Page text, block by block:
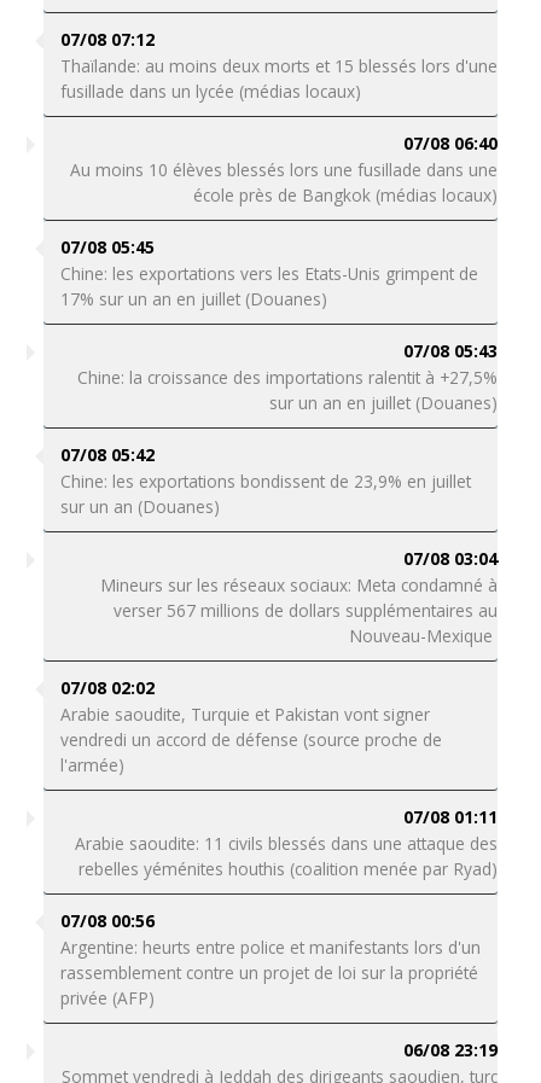
07/08 07:12
Thaïlande: au moins deux morts et 15 blessés lors d'une
fusillade dans un lycée (médias locaux)
07/08 06:40
Au moins 10 élèves blessés lors une fusillade dans une
école près de Bangkok (médias locaux)
07/08 05:45
Chine: les exportations vers les Etats-Unis grimpent de
17% sur un an en juillet (Douanes)
07/08 05:43
Chine: la croissance des importations ralentit à +27,5%
sur un an en juillet (Douanes)
07/08 05:42
Chine: les exportations bondissent de 23,9% en juillet
sur un an (Douanes)
07/08 03:04
Mineurs sur les réseaux sociaux: Meta condamné à
verser 567 millions de dollars supplémentaires au
Nouveau-Mexique
07/08 02:02
Arabie saoudite, Turquie et Pakistan vont signer
vendredi un accord de défense (source proche de
l'armée)
07/08 01:11
Arabie saoudite: 11 civils blessés dans une attaque des
rebelles yéménites houthis (coalition menée par Ryad)
07/08 00:56
Argentine: heurts entre police et manifestants lors d'un
rassemblement contre un projet de loi sur la propriété
privée (AFP)
06/08 23:19
Sommet vendredi à Jeddah des dirigeants saoudien, turc